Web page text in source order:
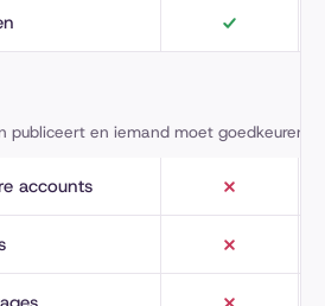
publiceert en iemand moet goedkeuren.
accounts